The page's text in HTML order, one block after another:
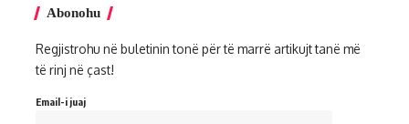
Abonohu
Regjistrohu në buletinin tonë për të marrë artikujt tanë më
të rinj në çast!
Email-i juaj